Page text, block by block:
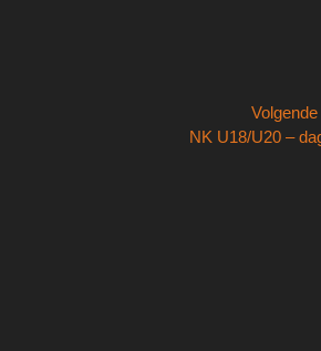
NK U18/U20 –